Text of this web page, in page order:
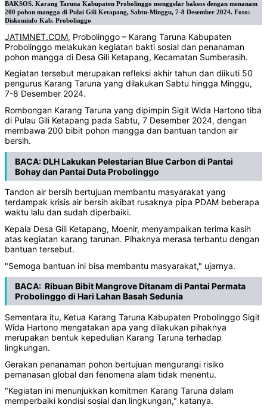
BAKSOS. Karang Taruna Kabupaten Probolinggo menggelar baksos dengan menanam
200 pohon mangga di Pulai Gili Ketapang, Sabtu-Minggu, 7-8 Desember 2024. Foto:
Diskominfo Kab. Probolinggo
JATIMNET.COM, Probolinggo – Karang Taruna Kabupaten
Probolinggo melakukan kegiatan bakti sosial dan penanaman
pohon mangga di Desa Gili Ketapang, Kecamatan Sumberasih.
Kegiatan tersebut merupakan refleksi akhir tahun dan diikuti 50
pengurus Karang Taruna yang dilakukan Sabtu hingga Minggu,
7-8 Desember 2024.
Rombongan Karang Taruna yang dipimpin Sigit Wida Hartono tiba
di Pulau Gili Ketapang pada Sabtu, 7 Desember 2024, dengan
membawa 200 bibit pohon mangga dan bantuan tandon air
bersih.
BACA:DLH Lakukan Pelestarian Blue Carbon di Pantai
Bohay dan Pantai Duta Probolinggo
Tandon air bersih bertujuan membantu masyarakat yang
terdampak krisis air bersih akibat rusaknya pipa PDAM beberapa
waktu lalu dan sudah diperbaiki.
Kepala Desa Gili Ketapang, Moenir, menyampaikan terima kasih
atas kegiatan karang tarunan. Pihaknya merasa terbantu dengan
bantuan tersebut.
"Semoga bantuan ini bisa membantu masyarakat," ujarnya.
BACA: Ribuan Bibit Mangrove Ditanam di Pantai Permata
Probolinggo di Hari Lahan Basah Sedunia
Sementara itu, Ketua Karang Taruna Kabupaten Probolinggo Sigit
Wida Hartono mengatakan apa yang dilakukan pihaknya
merupakan bentuk kepedulian Karang Taruna terhadap
lingkungan.
Gerakan penanaman pohon bertujuan mengurangi risiko
pemanasan global dan fenomena alam tidak menentu.
"Kegiatan ini menunjukkan komitmen Karang Taruna dalam
memperbaiki kondisi sosial dan lingkungan," katanya.